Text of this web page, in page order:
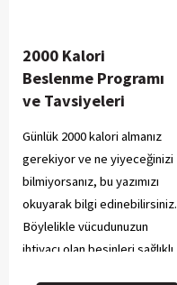
2000 Kalori
Beslenme Programı
ve Tavsiyeleri
Günlük 2000 kalori almanız
gerekiyor ve ne yiyeceğinizi
bilmiyorsanız, bu yazımızı
okuyarak bilgi edinebilirsiniz.
Böylelikle vücudunuzun
ihtiyacı olan besinleri sağlıklı